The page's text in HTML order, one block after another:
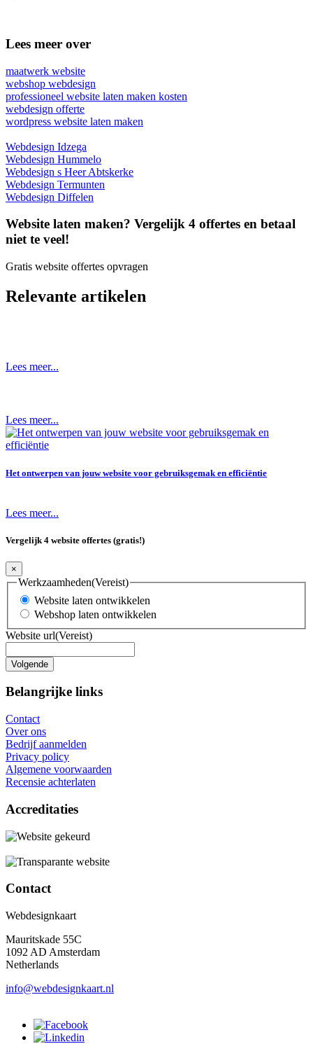
Lees meer over
maatwerk website
webshop webdesign
professioneel website laten maken kosten
webdesign offerte
wordpress website laten maken
Webdesign Idzega
Webdesign Hummelo
Webdesign s Heer Abtskerke
Webdesign Termunten
Webdesign Diffelen
Website laten maken? Vergelijk 4 offertes en betaal
niet te veel!
Gratis website offertes opvragen
Relevante artikelen
Lees meer...
Lees meer...
Het ontwerpen van jouw website voor gebruiksgemak en efficiëntie
Lees meer...
Vergelijk 4 website offertes (gratis!)
×
Werkzaamheden(Vereist)
Website laten ontwikkelen
Webshop laten ontwikkelen
Website url(Vereist)
Belangrijke links
Contact
Over ons
Bedrijf aanmelden
Privacy policy
Algemene voorwaarden
Recensie achterlaten
Accreditaties
Contact
Webdesignkaart
Mauritskade 55C
1092 AD Amsterdam
Netherlands
info@webdesignkaart.nl